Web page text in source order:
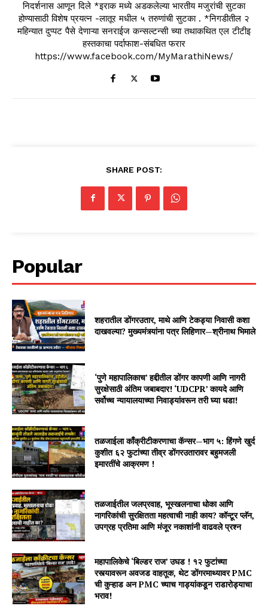
निदर्शनास आणून दिले *इराक मध्ये अडकलेल्या भारतीय मजुरांची सुटका
होण्यासाठी विशेष प्रयत्न -लातूर मधील ५ तरुणांची सुटका . *निगडीतील २
महिन्यात दुप्पट पैसे देणाऱ्या सनराईज कन्सल्टन्सी च्या तथाकथित एल टीटीइ
हस्तकाचा पर्दाफाश-संबधित फरार
https://www.facebook.com/MyMarathiNews/
SHARE POST:
Popular
शहरातील डोंगरउतार, माथे आणि टेकड्या निवासी कशा
दाखवल्या? मुख्यमंत्र्यांना पत्र लिहिणार—श्रीनाथ भिमाले
‘पुणे महापालिकाच’ हद्दीतील डोंगर कापणी आणि नागरी
सुरक्षेसाठी अंतिम जबाबदार! ‘UDCPR’ कायदे आणि
सर्वोच्च न्यायालयाच्या निवाड्यांवरून तरी घ्या धडा!
तळजाईला काँक्रीटीकरणाचा कॅन्सर—भाग ५: हिंगणे खुर्द
कुशीत ६२ फुटांच्या तीव्र डोंगरउतारावर बहुमजली
इमारतींचे आक्रमण !
तळजाईतील जलप्रवाह, भूस्खलनाचा धोका आणि
नागरिकांची सुरक्षितता महत्वाची नाही काय? कॉन्टूर प्लॅन,
उपग्रह प्रतिमा आणि मंजूर नकाशांनी वाढवले प्रश्न
महापालिकेचे ‘बिल्डर राज’ उघड ! १२ फुटांच्या
रस्त्यावरून अवजड वाहतूक, थेट डोंगरमाथ्यावर PMC
ची कुऱ्हाड अन PMC च्याच गाड्यांकडून राडारोड्याचा
भराव!